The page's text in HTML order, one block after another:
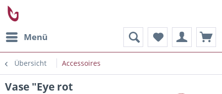
Menü
Übersicht Accessoires
Vase "Eye rot